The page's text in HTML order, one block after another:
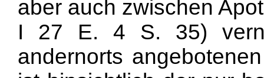
aber auch zwischen
I 27 E. 4 S. 35)
andernorts